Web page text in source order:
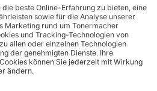
Ampertec Artikeln in Ihrem Warenkorb, ist der